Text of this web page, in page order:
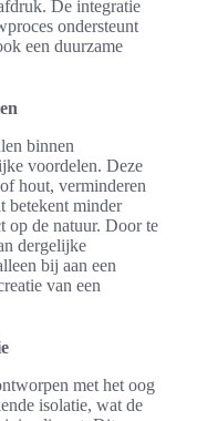
De integratie
ondersteunt
een duurzame
binnen
voordelen. Deze
hout, verminderen
betekent minder
op de natuur. Door te
dergelijke
bij aan een
van een
met het oog
isolatie, wat de